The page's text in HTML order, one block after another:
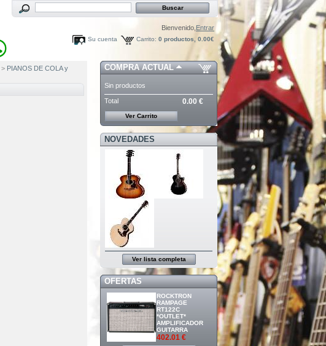
Bienvenido, Entrar
Carrito: 0 productos, 0.00€
Su cuenta
> PIANOS DE COLA y
COMPRA ACTUAL
Sin productos
Total 0.00 €
Ver Carrito
NOVEDADES
Ver lista completa
OFERTAS
ROCKTRON
RAMPAGE
RT122C
*OUTLET*
AMPLIFICADOR
GUITARRA
402.01 €